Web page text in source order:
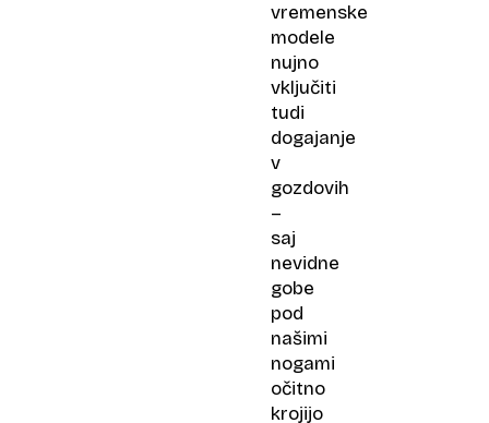
vremenske
modele
nujno
vključiti
tudi
dogajanje
v
gozdovih
–
saj
nevidne
gobe
pod
našimi
nogami
očitno
krojijo